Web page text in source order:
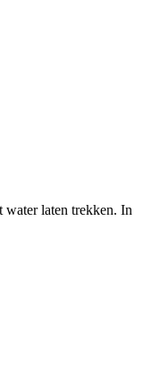
water laten trekken. In